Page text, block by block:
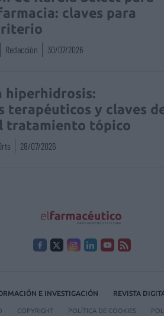
claves para
Redacción 30/07/2026
hiperhidrosis:
terapéuticos y claves
tratamiento tópico
28/07/2026
E INVESTIGACIÓN REVISTA
COPYRIGHT POLÍTICA DE COOKIES